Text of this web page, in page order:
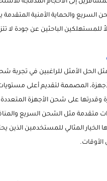
إلى الأحجام المدمجة
والحماية الأمنية المتقدمة
للمستهلكين الباحثين عن جودة لا
الحل الأمثل للراغبين في تجربة
المصممة لتقديم أعلى مستويات
وقدرتها على شحن الأجهزة
متقدمة مثل الشحن السريع
الخيار المثالي للمستخدمين الذين